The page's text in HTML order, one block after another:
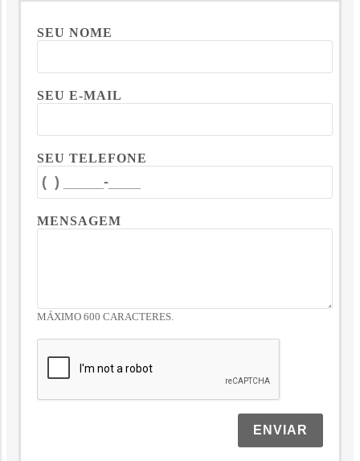
SEU NOME
SEU E-MAIL
SEU TELEFONE
MENSAGEM
MÁXIMO 600 CARACTERES.
ENVIAR